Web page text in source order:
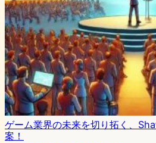
ゲーム業界の未来を切り拓く、
案！